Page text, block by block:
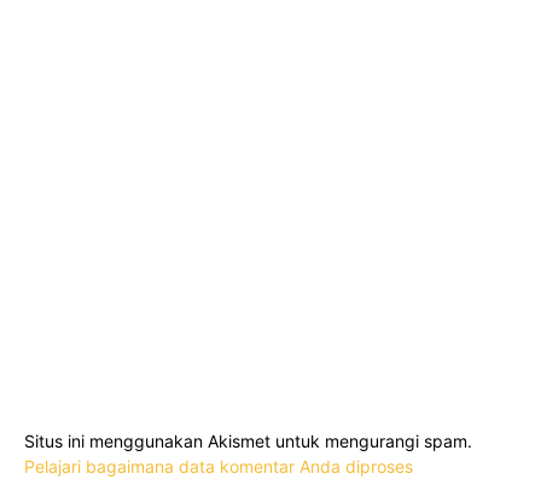
Situs ini menggunakan Akismet untuk mengurangi spam.
Pelajari bagaimana data komentar Anda diproses